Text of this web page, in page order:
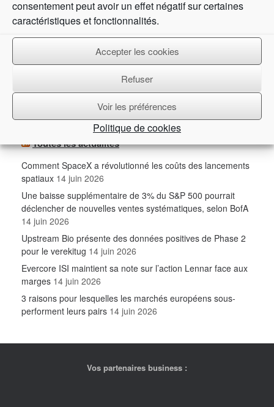
consentement peut avoir un effet négatif sur certaines
caractéristiques et fonctionnalités.
Accepter les cookies
Refuser
Voir les préférences
Politique de cookies
Document officiel
Palmarès
Réunions actionnaires
Toutes les actualités
Comment SpaceX a révolutionné les coûts des lancements
spatiaux 14 juin 2026
Une baisse supplémentaire de 3% du S&P 500 pourrait
déclencher de nouvelles ventes systématiques, selon BofA
14 juin 2026
Upstream Bio présente des données positives de Phase 2
pour le verekitug 14 juin 2026
Evercore ISI maintient sa note sur l’action Lennar face aux
marges 14 juin 2026
3 raisons pour lesquelles les marchés européens sous-
performent leurs pairs 14 juin 2026
Vos partenaires business :